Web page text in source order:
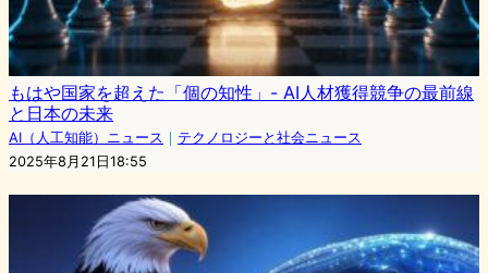
もはや国家を超えた「個の知性」- AI人材獲得競争の最前線
と日本の未来
AI（人工知能）ニュース ｜ テクノロジーと社会ニュース
2025年8月21日18:55